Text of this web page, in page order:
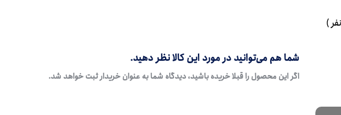
شما هم می‌توانید در مورد این کالا نظر دهید.
اگر این محصول را قبلا خریده باشید، دیدگاه شما به عنوان خریدار ثبت خواهد شد.